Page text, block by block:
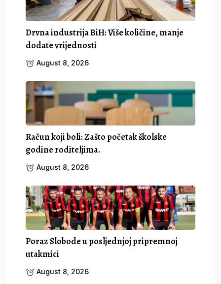
Drvna industrija BiH: Više količine, manje
dodate vrijednosti
August 8, 2026
Račun koji boli: Zašto početak školske
godine roditeljima.
August 8, 2026
Poraz Slobode u posljednjoj pripremnoj
utakmici
August 8, 2026